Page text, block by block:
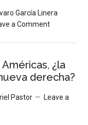
García Linera
a Comment
¿la
derecha?
Pastor
Leave a